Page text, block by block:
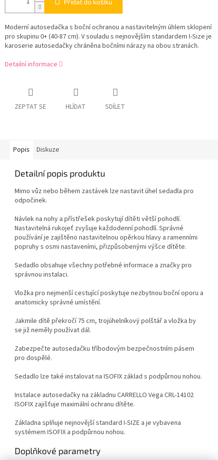
Přidat do košíku
Moderní autosedačka s boční ochranou a nastavitelným úhlem sklopení
pro skupinu 0+ (40-87 cm). V souladu s nejnovějším standardem I-Size je
karoserie autosedačky chráněna bočními nárazy na obou stranách.
Detailní informace
ZEPTAT SE HLÍDAT SDÍLET
Popis Diskuze
Detailní popis produktu
Mimo vůz nebo během zastávek lze nastavit úhel sedadla pro
odpočinek.
Návlek na nohy a přístřešek poskytují dítěti větší pohodlí.
Nastavitelná rukojeť zvyšuje každodenní pohodlí. Správné
používání je zajištěno nastavitelnou opěrkou hlavy a ramenními
popruhy s osmi nastaveními, přizpůsobenými výšce dítěte.
Sedadlo obsahuje všechny potřebné informace a značky pro
správnou instalaci.
Vložka pro nejmenší cestující poskytuje nezbytnou boční oporu a
anatomicky správné umístění.
Jakmile dítě překročí 75 cm, trojúhelníkový polštář a vložka by
se již neměly používat dál.
Zabezpečte autosedačku tříbodovým bezpečnostním pásem
pro dospělé.
Sedadlo lze také instalovat na ISOFIX základ s podpůrnou nohou.
Instalace autosedačky na základnu CARRELLO Vega CRL-14102
ISOFIX zajišťuje maximální ochranu dítěte.
Základna splňuje nejnovější standard I-SIZE a je vybavena
systémem ISOFIX a podpůrnou nohou.
Doplňkové parametry